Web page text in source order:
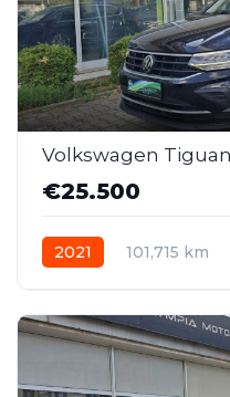
€25.500
2021 101,715 km